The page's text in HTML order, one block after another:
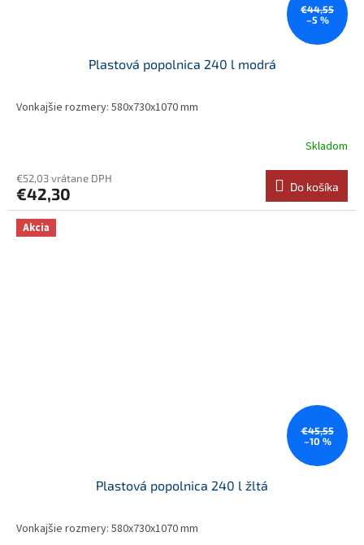
€44,55
–5 %
Plastová popolnica 240 l modrá
Vonkajšie rozmery: 580x730x1070 mm
Skladom
€52,03 vrátane DPH
€42,30 Do košíka
Akcia
€45,55
–10 %
Plastová popolnica 240 l žltá
Vonkajšie rozmery: 580x730x1070 mm